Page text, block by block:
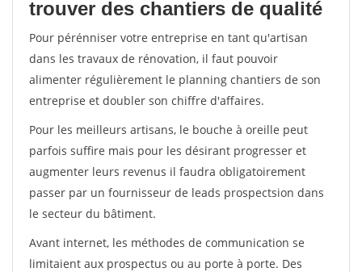
trouver des chantiers de qualité
Pour pérénniser votre entreprise en tant qu'artisan
dans les travaux de rénovation, il faut pouvoir
alimenter régulièrement le planning chantiers de son
entreprise et doubler son chiffre d'affaires.
Pour les meilleurs artisans, le bouche à oreille peut
parfois suffire mais pour les désirant progresser et
augmenter leurs revenus il faudra obligatoirement
passer par un fournisseur de leads prospectsion dans
le secteur du bâtiment.
Avant internet, les méthodes de communication se
limitaient aux prospectus ou au porte à porte. Des